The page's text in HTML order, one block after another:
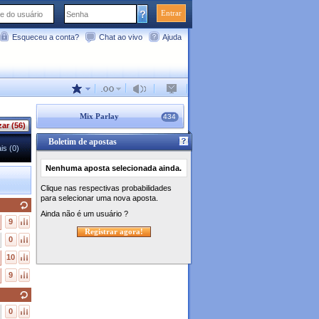
Entrar
Esqueceu a conta? Chat ao vivo Ajuda
(56)
(0)
9
0
10
9
0
Mix Parlay 434
Boletim de apostas
Nenhuma aposta selecionada ainda.
Clique nas respectivas probabilidades
para selecionar uma nova aposta.
Ainda não é um usuário ?
Registrar agora!